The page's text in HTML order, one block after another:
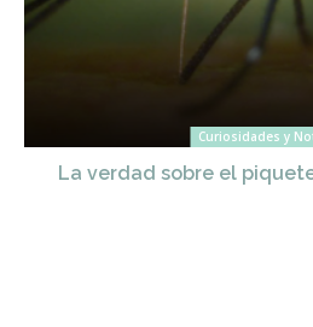
Curiosidades y
La verdad sobre el